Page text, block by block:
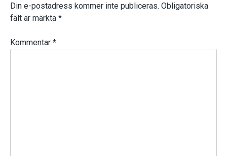
Din e-postadress kommer inte publiceras. Obligatoriska
fält är märkta *
Kommentar *